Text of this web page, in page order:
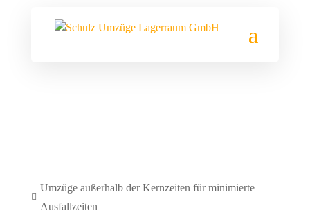

Umzüge außerhalb der Kernzeiten für minimierte
Ausfallzeiten